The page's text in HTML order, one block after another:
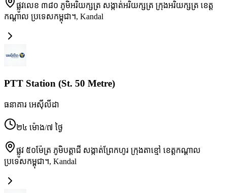
ផ្លូវលេខ ៣៨០ ភូមិអរិយក្សត្រ សង្កាត់អរិយក្សត្រ ក្រុងអរិយក្សត្រ ខេត្ត
កណ្ដាល ប្រទេសកម្ពុជា។, Kandal
PTT Station (St. 50 Metre)
ធនាគារ អេស៊ីលីដា
២៤ ម៉ោង/៧ ថ្ងៃ
ផ្លូវ ៥០ម៉ែត្រ ភូមិបត្តាជី សង្កាត់ព្រែកហូរ ក្រុងតាខ្មៅ ខេត្តកណ្ដាល
ប្រទេសកម្ពុជា។, Kandal